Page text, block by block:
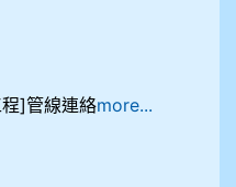
]管線連絡more...